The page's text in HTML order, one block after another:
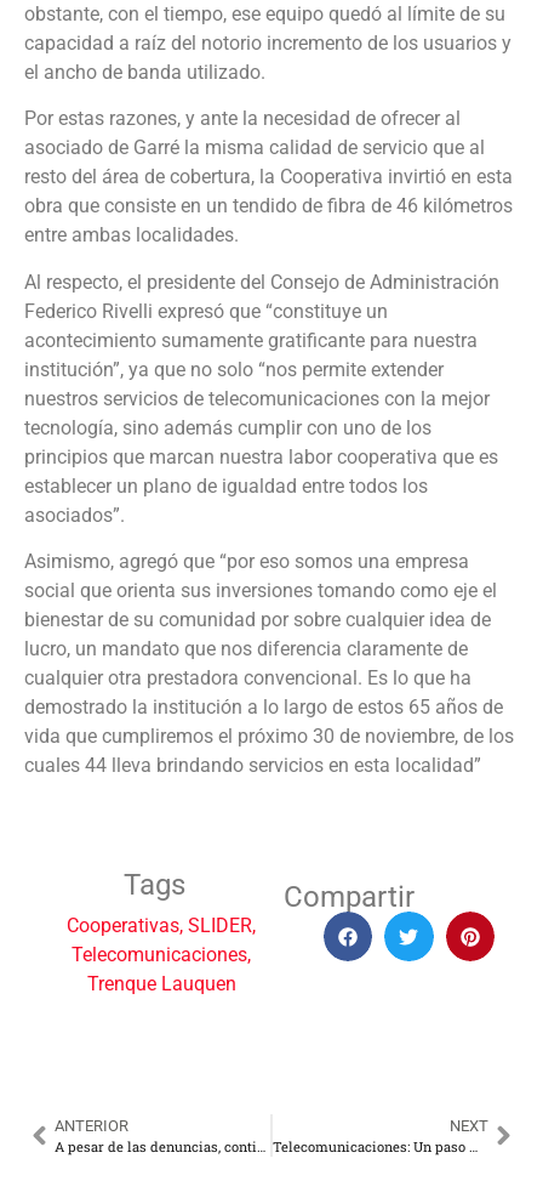
obstante, con el tiempo, ese equipo quedó al límite de su
capacidad a raíz del notorio incremento de los usuarios y
el ancho de banda utilizado.
Por estas razones, y ante la necesidad de ofrecer al
asociado de Garré la misma calidad de servicio que al
resto del área de cobertura, la Cooperativa invirtió en esta
obra que consiste en un tendido de fibra de 46 kilómetros
entre ambas localidades.
Al respecto, el presidente del Consejo de Administración
Federico Rivelli expresó que “constituye un
acontecimiento sumamente gratificante para nuestra
institución”, ya que no solo “nos permite extender
nuestros servicios de telecomunicaciones con la mejor
tecnología, sino además cumplir con uno de los
principios que marcan nuestra labor cooperativa que es
establecer un plano de igualdad entre todos los
asociados”.
Asimismo, agregó que “por eso somos una empresa
social que orienta sus inversiones tomando como eje el
bienestar de su comunidad por sobre cualquier idea de
lucro, un mandato que nos diferencia claramente de
cualquier otra prestadora convencional. Es lo que ha
demostrado la institución a lo largo de estos 65 años de
vida que cumpliremos el próximo 30 de noviembre, de los
cuales 44 lleva brindando servicios en esta localidad”
Tags
Cooperativas, SLIDER,
Telecomunicaciones,
Trenque Lauquen
Compartir
ANTERIOR
A pesar de las denuncias, continúan los robos de cables y transformadores en Pergamino
NEXT
Telecomunicaciones: Un paso más rumbo a la portabilidad geográfica y de tipo